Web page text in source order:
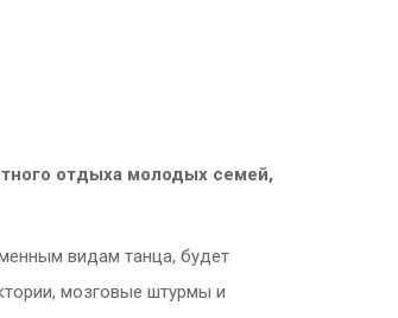
отдыха молодых семей,
видам танца, будет
мозговые штурмы и